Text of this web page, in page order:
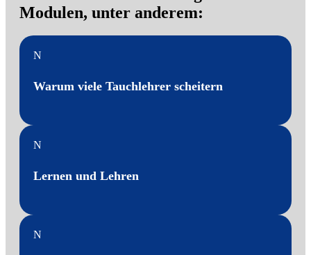
Modulen, unter anderem:
N
Warum viele Tauchlehrer scheitern
N
Lernen und Lehren
N